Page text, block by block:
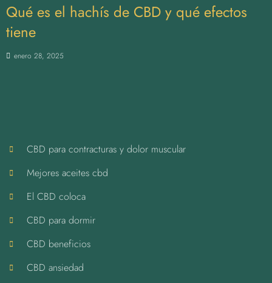
Qué es el hachís de CBD y qué efectos
tiene
enero 28, 2025
CBD para contracturas y dolor muscular
Mejores aceites cbd
El CBD coloca
CBD para dormir
CBD beneficios
CBD ansiedad